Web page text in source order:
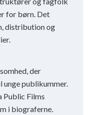
for børn. Det
distribution og
der
publikummer.
Public Films
i biograferne.